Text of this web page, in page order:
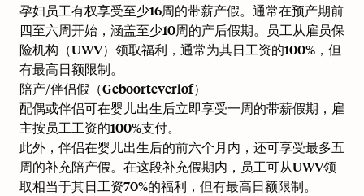
孕妇员工有权享受至少16周的带薪产假。通常在预产期前
四至六周开始，涵盖至少10周的产后假期。员工从雇员保
险机构（UWV）领取福利，通常为其日工资的100%，但
有最高日额限制。
陪产/伴侣假（Geboorteverlof）
配偶或伴侣可在婴儿出生后立即享受一周的带薪假期，雇
主按员工工资的100%支付。
此外，伴侣在婴儿出生后的前六个月内，还可享受最多五
周的补充陪产假。在这段补充假期内，员工可从UWV领
取相当于其日工资70%的福利，但有最高日额限制。